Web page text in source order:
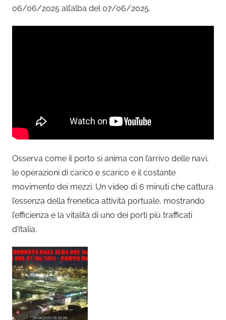
06/06/2025 all’alba del 07/06/2025.
Osserva come il porto si anima con l’arrivo delle navi,
le operazioni di carico e scarico e il costante
movimento dei mezzi. Un video di 6 minuti che cattura
l’essenza della frenetica attività portuale, mostrando
l’efficienza e la vitalità di uno dei porti più trafficati
d’Italia.